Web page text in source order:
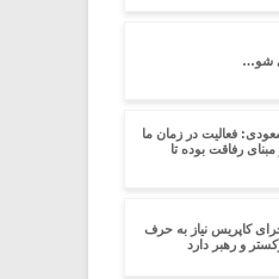
شو…
فعالیت در زمان ما
مبنای رفاقت بوده تا
کاپریس نیاز به حرف
و رهبر دارد